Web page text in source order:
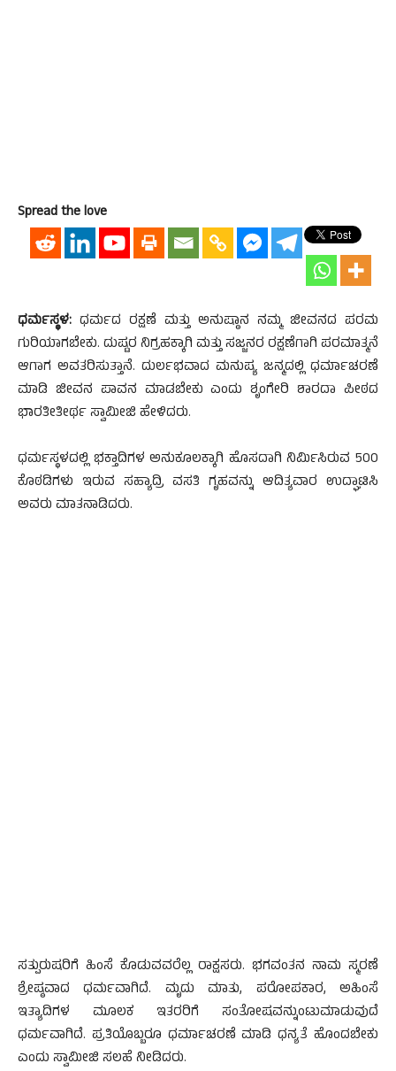
Spread the love
ಧರ್ಮಸ್ಥಳ: ಧರ್ಮದ ರಕ್ಷಣೆ ಮತ್ತು ಅನುಷ್ಠಾನ ನಮ್ಮ ಜೀವನದ ಪರಮ
ಗುರಿಯಾಗಬೇಕು. ದುಷ್ಟರ ನಿಗ್ರಹಕ್ಕಾಗಿ ಮತ್ತು ಸಜ್ಜನರ ರಕ್ಷಣೆಗಾಗಿ ಪರಮಾತ್ಮನೆ
ಆಗಾಗ ಅವತರಿಸುತ್ತಾನೆ. ದುರ್ಲಭವಾದ ಮನುಷ್ಯ ಜನ್ಮದಲ್ಲಿ ಧರ್ಮಾಚರಣೆ
ಮಾಡಿ ಜೀವನ ಪಾವನ ಮಾಡಬೇಕು ಎಂದು ಶೃಂಗೇರಿ ಶಾರದಾ ಪೀಠದ
ಭಾರತೀತೀರ್ಥ ಸ್ವಾಮೀಜಿ ಹೇಳಿದರು.
ಧರ್ಮಸ್ಥಳದಲ್ಲಿ ಭಕ್ತಾದಿಗಳ ಅನುಕೂಲಕ್ಕಾಗಿ ಹೊಸದಾಗಿ ನಿರ್ಮಿಸಿರುವ 500
ಕೊಠಡಿಗಳು ಇರುವ ಸಹ್ಯಾದ್ರಿ ವಸತಿ ಗೃಹವನ್ನು ಆದಿತ್ಯವಾರ ಉದ್ಘಾಟಿಸಿ
ಅವರು ಮಾತನಾಡಿದರು.
ಸತ್ಪುರುಷರಿಗೆ ಹಿಂಸೆ ಕೊಡುವವರೆಲ್ಲ ರಾಕ್ಷಸರು. ಭಗವಂತನ ನಾಮ ಸ್ಮರಣೆ
ಶ್ರೇಷ್ಠವಾದ ಧರ್ಮವಾಗಿದೆ. ಮೃದು ಮಾತು, ಪರೋಪಕಾರ, ಅಹಿಂಸೆ
ಇತ್ಯಾದಿಗಳ ಮೂಲಕ ಇತರರಿಗೆ ಸಂತೋಷವನ್ನುಂಟುಮಾಡುವುದೆ
ಧರ್ಮವಾಗಿದೆ. ಪ್ರತಿಯೊಬ್ಬರೂ ಧರ್ಮಾಚರಣೆ ಮಾಡಿ ಧನ್ಯತೆ ಹೊಂದಬೇಕು
ಎಂದು ಸ್ವಾಮೀಜಿ ಸಲಹೆ ನೀಡಿದರು.